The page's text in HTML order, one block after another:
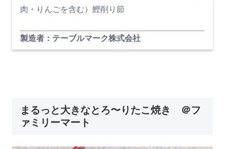
肉・りんごを含む）鰹削り節
製造者：テーブルマーク株式会社
まるっと大きなとろ〜りたこ焼き ＠フ
ァミリーマート